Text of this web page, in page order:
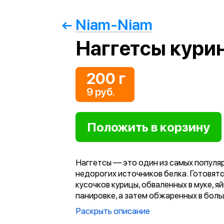
Niam-Niam
Наггетсы
200 г
9 руб.
Наггетсы — это один из самых
недорогих источников белка.
кусочков курицы, обваленных в муке,
панировке, а затем обжаренных в
количестве масла. Благодаря такому
приготовления мясо внутри остаётся
Раскрыть описание